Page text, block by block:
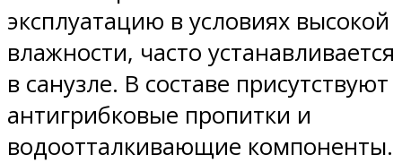
эксплуатацию в условиях высокой
влажности, часто устанавливается
в санузле. В составе присутствуют
антигрибковые пропитки и
водоотталкивающие компоненты.